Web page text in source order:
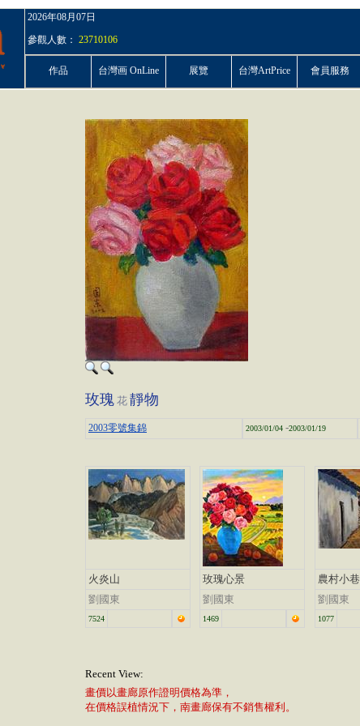
2026年08月07日
參觀人數： 23710106
作品 台灣画 OnLine 展覽 台灣ArtPrice 會員服務
玫瑰 花 靜物
2003零號集錦 2003/01/04 -2003/01/19
火炎山
劉國東
7524
玫瑰心景
劉國東
1469
農村小巷
劉國東
1077
Recent View:
畫價以畫廊原作證明價格為準，
在價格誤植情況下，南畫廊保有不銷售權利。